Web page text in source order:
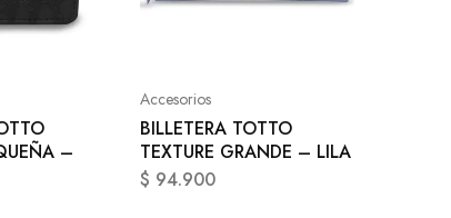
–
Accesorios
BILLETERA TOTTO
TEXTURE GRANDE – LILA
$ 94.900